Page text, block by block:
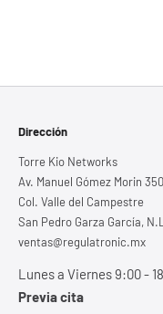
Dirección
Torre Kio Networks
Av. Manuel Gómez Morin
Col. Valle del Campestre
San Pedro Garza García,
ventas@regulatronic.mx
Lunes a Viernes 9:00 -
Previa cita